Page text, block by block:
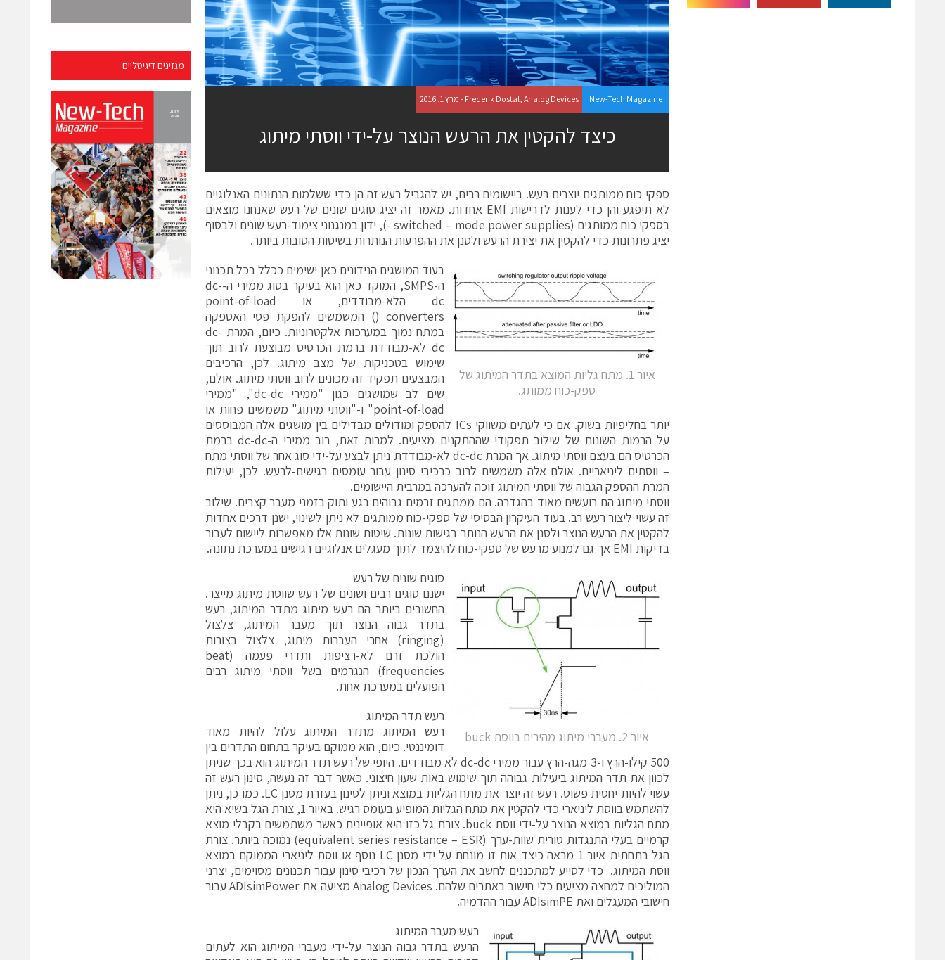
מגזינים דיגיטליים
New-Tech Magazine Frederik Dostal, Analog Devices - מרץ 1, 2016
כיצד להקטין את הרעש הנוצר על-ידי ווסתי מיתוג
ספקי כוח ממותגים יוצרים רעש. ביישומים רבים, יש להגביל רעש זה הן כדי ששלמות הנתונים האנלוגיים
לא תיפגע והן כדי לענות לדרישות EMI אחדות. מאמר זה יציג סוגים שונים של רעש שאנחנו מוצאים
בספקי כוח ממותגים (switched – mode power supplies -), ידון במנגנוני צימוד-רעש שונים ולבסוף
יציג פתרונות כדי להקטין את יצירת הרעש ולסנן את ההפרעות הנותרות בשיטות הטובות ביותר.
איור 1. מתח גליות המוצא בתדר המיתוג של
ספק-כוח ממותג.
בעוד המושגים הנידונים כאן ישימים ככלל בכל תכנוני
ה-SMPS, המוקד כאן הוא בעיקר בסוג ממירי ה-dc-
dc הלא-מבודדים, או point-of-load
converters () המשמשים להפקת פסי האספקה
במתח נמוך במערכות אלקטרוניות. כיום, המרת dc-
dc לא-מבודדת ברמת הכרטיס מבוצעת לרוב תוך
שימוש בטכניקות של מצב מיתוג. לכן, הרכיבים
המבצעים תפקיד זה מכונים לרוב ווסתי מיתוג. אולם,
שים לב שמושגים כגון "ממירי dc-dc", "ממירי
point-of-load" ו-"ווסתי מיתוג" משמשים פחות או
יותר בחליפיות בשוק. אם כי לעתים משווקי ICs להספק ומודולים מבדילים בין מושגים אלה המבוססים
על הרמות השונות של שילוב תפקודי שההתקנים מציעים. למרות זאת, רוב ממירי ה-dc-dc ברמת
הכרטיס הם בעצם ווסתי מיתוג. אך המרת dc-dc לא-מבודדת ניתן לבצע על-ידי סוג אחר של ווסתי מתח
– ווסתים ליניאריים. אולם אלה משמשים לרוב כרכיבי סינון עבור עומסים רגישים-לרעש. לכן, יעילות
המרת ההספק הגבוה של ווסתי המיתוג זוכה להערכה במרבית היישומים.
ווסתי מיתוג הם רועשים מאוד בהגדרה. הם ממתגים זרמים גבוהים בגע ותוק בזמני מעבר קצרים. שילוב
זה עשוי ליצור רעש רב. בעוד העיקרון הבסיסי של ספקי-כוח ממותגים לא ניתן לשינוי, ישנן דרכים אחדות
להקטין את הרעש הנוצר ולסנן את הרעש הנותר בגישות שונות. שיטות שונות אלו מאפשרות ליישום לעבור
בדיקות EMI אך גם למנוע מרעש של ספקי-כוח להיצמד לתוך מעגלים אנלוגיים רגישים במערכת נתונה.
איור 2. מעברי מיתוג מהירים בווסת buck
סוגים שונים של רעש
ישנם סוגים רבים ושונים של רעש שווסת מיתוג מייצר.
החשובים ביותר הם רעש מיתוג מתדר המיתוג, רעש
בתדר גבוה הנוצר תוך מעבר המיתוג, צלצול
(ringing) אחרי העברות מיתוג, צלצול בצורות
הולכת זרם לא-רציפות ותדרי פעמה (beat
frequencies) הנגרמים בשל ווסתי מיתוג רבים
הפועלים במערכת אחת.
רעש תדר המיתוג
רעש המיתוג מתדר המיתוג עלול להיות מאוד
דומיננטי. כיום, הוא ממוקם בעיקר בתחום התדרים בין
500 קילו-הרץ ו-3 מגה-הרץ עבור ממירי dc-dc לא מבודדים. היופי של רעש תדר המיתוג הוא בכך שניתן
לכוון את תדר המיתוג ביעילות גבוהה תוך שימוש באות שעון חיצוני. כאשר דבר זה נעשה, סינון רעש זה
עשוי להיות יחסית פשוט. רעש זה יוצר את מתח הגליות במוצא וניתן לסינון בעזרת מסנן LC. כמו כן, ניתן
להשתמש בווסת ליניארי כדי להקטין את מתח הגליות המופיע בעומס רגיש. באיור 1, צורת הגל בשיא היא
מתח הגליות במוצא הנוצר על-ידי ווסת buck. צורת גל כזו היא אופיינית כאשר משתמשים בקבלי מוצא
קרמיים בעלי התנגדות טורית שוות-ערך (equivalent series resistance – ESR) נמוכה ביותר. צורת
הגל בתחתית איור 1 מראה כיצד אות זו מונחת על ידי מסנן LC נוסף או ווסת ליניארי הממוקם במוצא
ווסת המיתוג. כדי לסייע למתכננים לחשב את הערך הנכון של רכיבי סינון עבור תכנונים מסוימים, יצרני
המוליכים למחצה מציעים כלי חישוב באתרים שלהם. Analog Devices מציעה את ADIsimPower עבור
חישובי המעגלים ואת ADIsimPE עבור ההדמיה.
רעש מעבר המיתוג
הרעש בתדר גבוה הנוצר על-ידי מעברי המיתוג הוא לעתים